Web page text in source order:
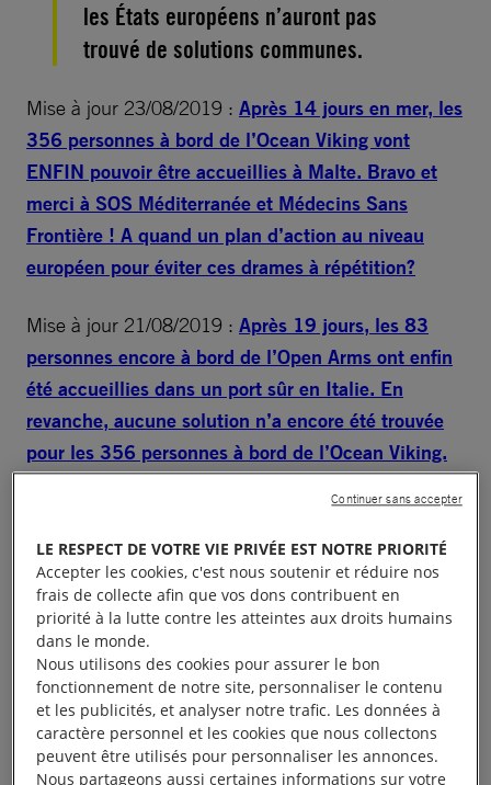
les États européens n’auront pas
trouvé de solutions communes.
Mise à jour 23/08/2019 : Après 14 jours en mer, les
356 personnes à bord de l’Ocean Viking vont
ENFIN pouvoir être accueillies à Malte. Bravo et
merci à SOS Méditerranée et Médecins Sans
Frontière ! A quand un plan d’action au niveau
européen pour éviter ces drames à répétition?
Mise à jour 21/08/2019 : Après 19 jours, les 83
personnes encore à bord de l’Open Arms ont enfin
été accueillies dans un port sûr en Italie. En
revanche, aucune solution n’a encore été trouvée
pour les 356 personnes à bord de l’Ocean Viking.
147 personnes se
trouvent à bord de l’Open Arms suite à une
troisième opération de sauvetage. Le navire de SOS
Méditerranéeet Médecins sans frontières, l’Ocean
Viking, a également secouru 356 personnes. Les
deux navires attendent l’autorisation de débarquer
ces hommes, femmes et enfants dans un port sûr
en Europe.
LE RESPECT DE VOTRE VIE PRIVÉE EST NOTRE PRIORITÉ
Accepter les cookies, c'est nous soutenir et réduire nos
frais de collecte afin que vos dons contribuent en
priorité à la lutte contre les atteintes aux droits humains
dans le monde.
Nous utilisons des cookies pour assurer le bon
fonctionnement de notre site, personnaliser le contenu
et les publicités, et analyser notre trafic. Les données à
caractère personnel et les cookies que nous collectons
peuvent être utilisés pour personnaliser les annonces.
Nous partageons aussi certaines informations sur votre
Continuer sans accepter